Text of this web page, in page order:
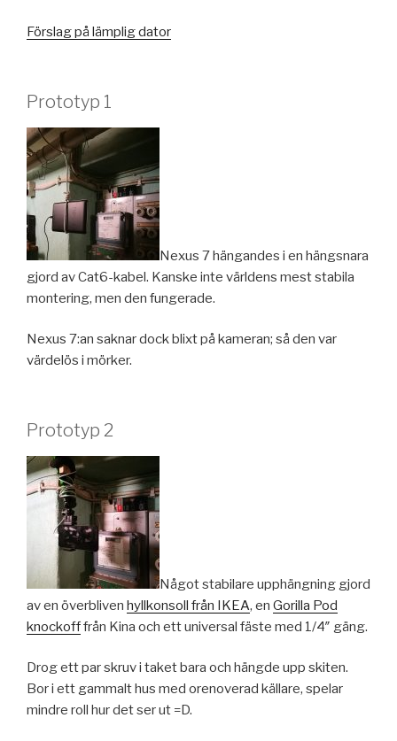
Förslag på lämplig dator
Prototyp 1
Nexus 7 hängandes i en hängsnara
gjord av Cat6-kabel. Kanske inte världens mest stabila
montering, men den fungerade.
Nexus 7:an saknar dock blixt på kameran; så den var
värdelös i mörker.
Prototyp 2
Något stabilare upphängning gjord
av en överbliven hyllkonsoll från IKEA, en Gorilla Pod
knockofffrån Kina och ett universal fäste med 1/4″ gäng.
Drog ett par skruv i taket bara och hängde upp skiten.
Bor i ett gammalt hus med orenoverad källare, spelar
mindre roll hur det ser ut =D.